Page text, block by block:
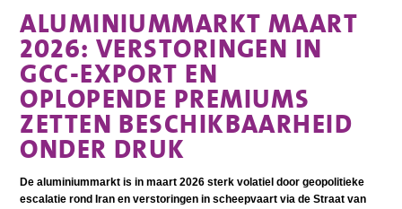
ALUMINIUMMARKT MAART
2026: VERSTORINGEN IN
GCC-EXPORT EN
OPLOPENDE PREMIUMS
ZETTEN BESCHIKBAARHEID
ONDER DRUK
De aluminiummarkt is in maart 2026 sterk volatiel door geopolitieke
escalatie rond Iran en verstoringen in scheepvaart via de Straat van